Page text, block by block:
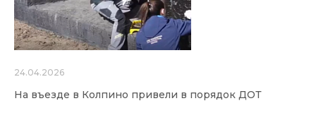
24.04.2026
На въезде в Колпино привели в порядок ДОТ